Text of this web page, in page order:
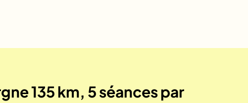
135 km, 5 séances par